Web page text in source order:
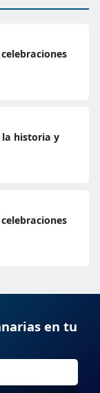
la historia y
en tu